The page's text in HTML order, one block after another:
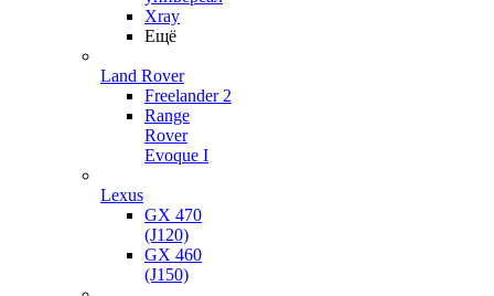
Xray
Ещё
Land Rover
Freelander 2
Range
Rover
Evoque I
Lexus
GX 470
(J120)
GX 460
(J150)